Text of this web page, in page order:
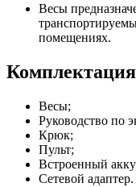
Весы
помещениях.
Весы;
Руководство по
Крюк;
Пульт;
Встроенный
Сетевой адаптер.